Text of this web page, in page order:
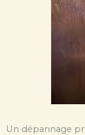
Un dépannage